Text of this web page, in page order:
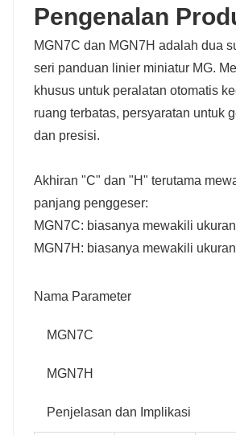
Pengenalan
MGN7C dan MGN7H adalah dua
seri panduan linier miniatur MG.
khusus untuk peralatan otomatis
ruang terbatas, persyaratan untuk
dan presisi.
Akhiran "C" dan "H" terutama
panjang penggeser:
MGN7C: biasanya mewakili
MGN7H: biasanya mewakili
Nama Parameter
MGN7C
MGN7H
Penjelasan dan Implikasi